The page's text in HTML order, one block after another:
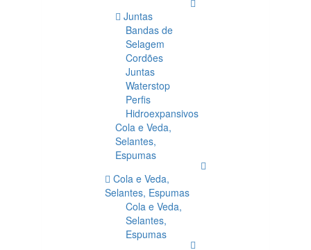
Juntas
Bandas de
Selagem
Cordões
Juntas
Waterstop
Perfis
Hidroexpansivos
Cola e Veda,
Selantes,
Espumas
Cola e Veda,
Selantes, Espumas
Cola e Veda,
Selantes,
Espumas